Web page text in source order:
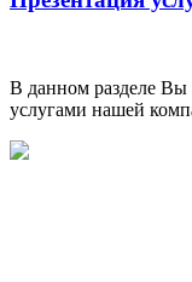
В данном разделе Вы
услугами нашей